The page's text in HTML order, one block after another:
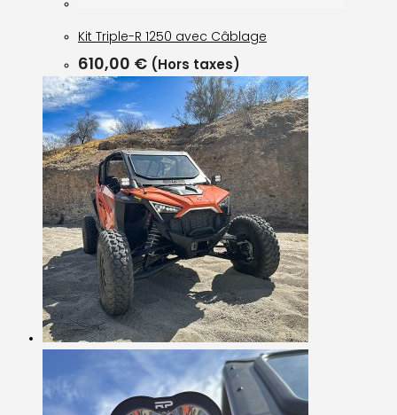
Kit Triple-R 1250 avec Câblage
610,00 € (Hors taxes)